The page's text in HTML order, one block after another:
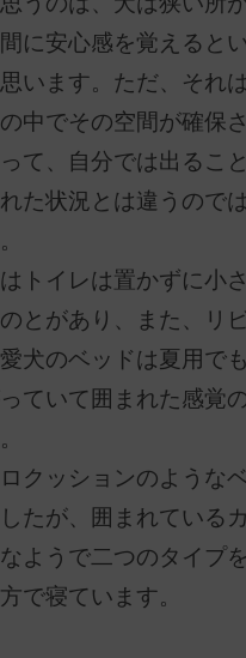
に安心感を覚えると
います。ただ、それ
中でその空間が確保
て、自分では出るこ
た状況とは違うので
トイレは置かずに小
とがあり、また、リ
犬のベッドは夏用で
ていて囲まれた感覚
クッションのような
たが、囲まれている
ようで二つのタイプ
で寝ています。